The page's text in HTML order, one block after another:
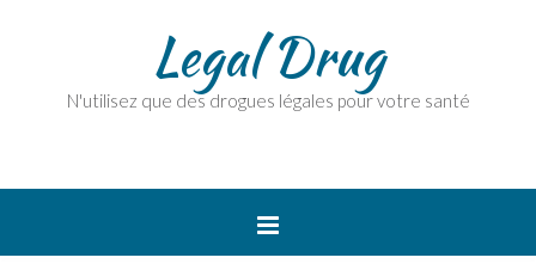
Legal Drug
N'utilisez que des drogues légales pour votre santé